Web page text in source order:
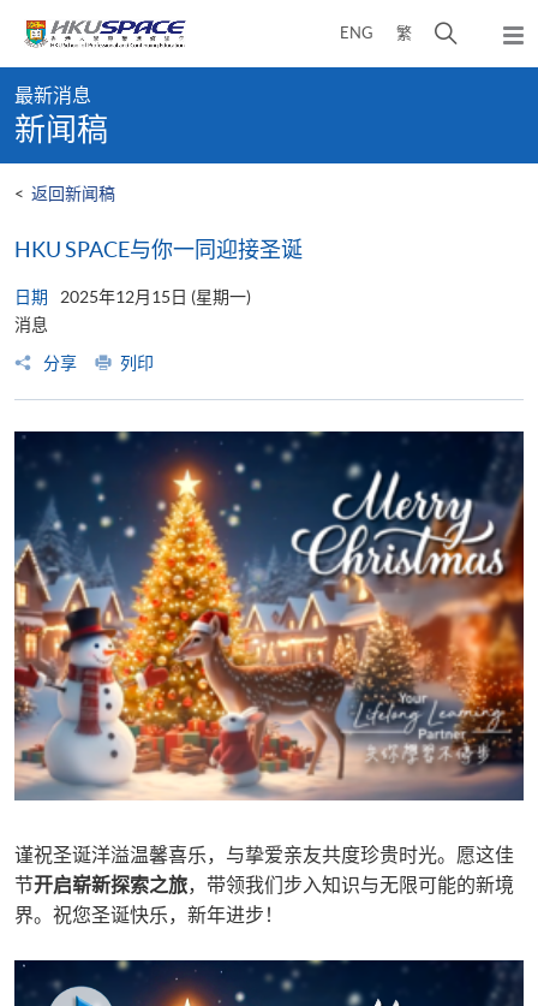
content
ENG 繁
开
弹
出
content
start
最新消息
新闻稿
< 返回新闻稿
HKU SPACE与你一同迎接圣诞
日期
2025年12月15日 (星期一)
消息
分享
列印
谨祝圣诞洋溢温馨喜乐，与挚爱亲友共度珍贵时光。愿这佳
节开启崭新探索之旅，带领我们步入知识与无限可能的新境
界。祝您圣诞快乐，新年进步！